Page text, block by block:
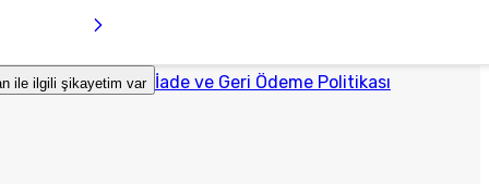
ile ilgili şikayetim var İade ve Geri Ödeme Politikası